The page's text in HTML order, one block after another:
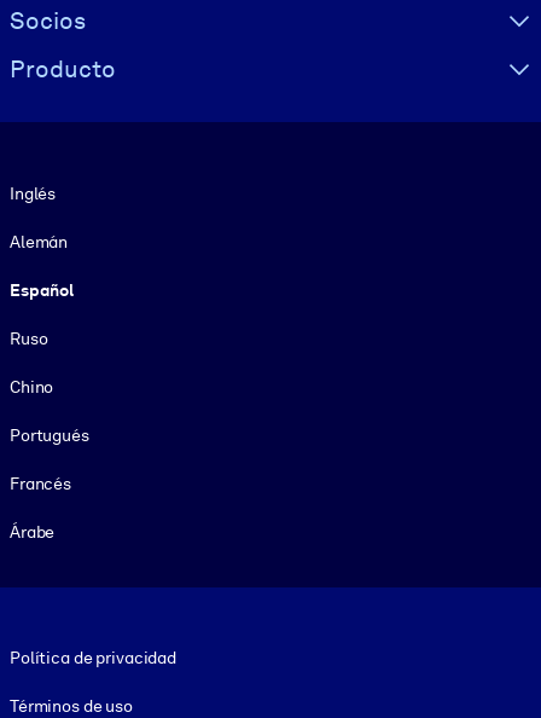
Socios
Producto
Inglés
Alemán
Español
Ruso
Chino
Portugués
Francés
Árabe
Política de privacidad
Términos de uso